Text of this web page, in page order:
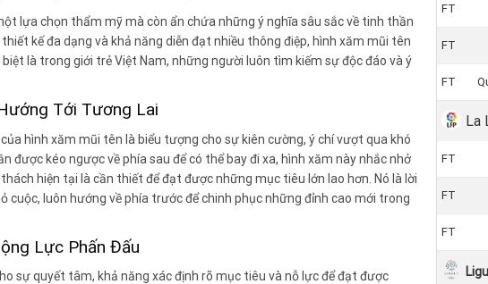
lựa chọn thẩm mỹ mà còn ẩn chứa những ý nghĩa sâu sắc về tinh thần
kế đa dạng và khả năng diễn đạt nhiều thông điệp, hình xăm mũi tên
là trong giới trẻ Việt Nam, những người luôn tìm kiếm sự độc đáo và ý
Tới Tương Lai
hình xăm mũi tên là biểu tượng cho sự kiên cường, ý chí vượt qua khó
được kéo ngược về phía sau để có thể bay đi xa, hình xăm này nhắc nhở
hiện tại là cần thiết để đạt được những mục tiêu lớn lao hơn. Nó là lời
cuộc, luôn hướng về phía trước để chinh phục những đỉnh cao mới trong
Lực Phấn Đấu
sự quyết tâm, khả năng xác định rõ mục tiêu và nỗ lực để đạt được
FT
FT
FT
La
FT
FT
FT